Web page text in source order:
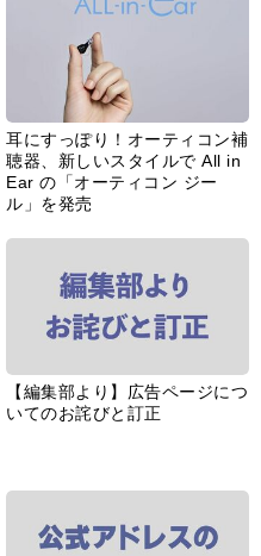
耳にすっぽり！オーティコン補
聴器、新しいスタイルで All in
Ear の「オーティコン ジー
ル」を発売
【編集部より】広告ページにつ
いてのお詫びと訂正